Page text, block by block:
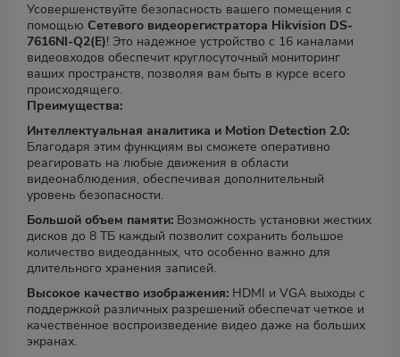
Усовершенствуйте безопасность вашего помещения с
помощью Сетевого видеорегистратора Hikvision DS-
7616NI-Q2(E)! Это надежное устройство с 16 каналами
видеовходов обеспечит круглосуточный мониторинг
ваших пространств, позволяя вам быть в курсе всего
происходящего.
Преимущества:
Интеллектуальная аналитика и Motion Detection 2.0:
Благодаря этим функциям вы сможете оперативно
реагировать на любые движения в области
видеонаблюдения, обеспечивая дополнительный
уровень безопасности.
Большой объем памяти: Возможность установки жестких
дисков до 8 ТБ каждый позволит сохранить большое
количество видеоданных, что особенно важно для
длительного хранения записей.
Высокое качество изображения: HDMI и VGA выходы с
поддержкой различных разрешений обеспечат четкое и
качественное воспроизведение видео даже на больших
экранах.